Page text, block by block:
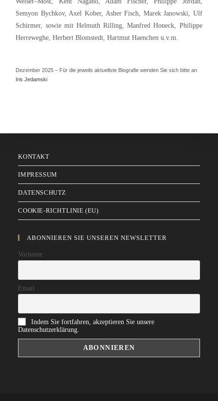
Semyon Bychkov, Axel Kober, Asher Fisch, Marek Janowski, Ulf
Schirmer, sowie mit Helmuth Rilling, Manfred Honeck, Philippe
Herreweghe, Herbert Blomstedt, Hartmut Haenchen u.v.m.
Dezember 2025 – Für die jeweils aktuellste Biografie wenden Sie sich bitte an
Iris Jedamski
KONTAKT
IMPRESSUM
DATENSCHUTZ
COOKIE-RICHTLINIE (EU)
ABONNIEREN SIE UNSEREN NEWSLETTER
Vorname
Email
Indem Sie fortfahren, akzeptieren Sie unsere
Datenschutzerklärung.